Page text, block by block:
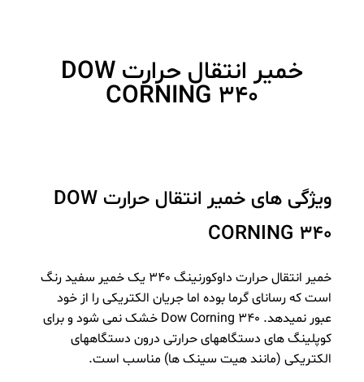
خمیر انتقال حرارت DOW
CORNING 340
ویژگی های خمیر انتقال حرارت DOW
CORNING 340
خمیر انتقال حرارت داوکورنینگ 340 یک خمیر سفید رنگ
است که رسانای گرما بوده اما جریان الکتریکی را از خود
عبور نمیدهد. Dow Corning 340 خشک نمی شود و برای
کوپلینگ های دستگاههای حرارتی درون دستگاههای
الکتریکی (مانند هیت سینک ها) مناسب است.